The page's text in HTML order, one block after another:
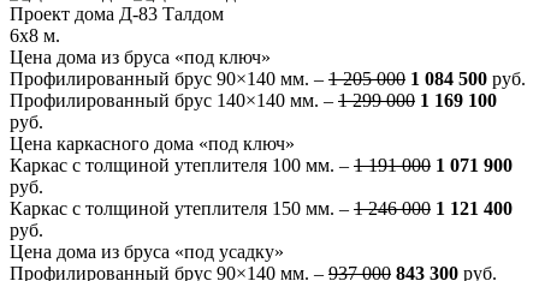
Проект дома Д-83 Талдом
6x8 м.
Цена дома из бруса «под ключ»
Профилированный брус 90×140 мм. – 1 205 000 1 084 500 руб.
Профилированный брус 140×140 мм. – 1 299 000 1 169 100
руб.
Цена каркасного дома «под ключ»
Каркас с толщиной утеплителя 100 мм. – 1 191 000 1 071 900
руб.
Каркас с толщиной утеплителя 150 мм. – 1 246 000 1 121 400
руб.
Цена дома из бруса «под усадку»
Профилированный брус 90×140 мм. – 937 000 843 300 руб.